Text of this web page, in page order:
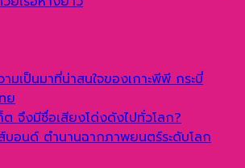
ามเป็นมาที่น่าสนใจของเกาะพีพี กระบี่
ย
ต จึงมีชื่อเสียงโด่งดังไปทั่วโลก?
ส์บอนด์ ตำนานฉากภาพยนตร์ระดับโลก